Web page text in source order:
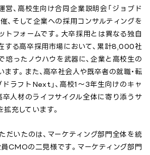
営、高校生向け合同企業説明会「ジョブド
、そして企業への採用コンサルティングを
トフォームです。大卒採用とは異なる独自
する高卒採用市場において、累計8,000社
培ったノウハウを武器に、企業と高校生の
す。また、高卒社会人や既卒者の就職・転
ドラフトNext」、高校1〜3年生向けのキャ
卒人材のライフサイクル全体に寄り添うサ
充しています。
だいたのは、マーケティング部門全体を統
員CMOの二見様です。マーケティング部門